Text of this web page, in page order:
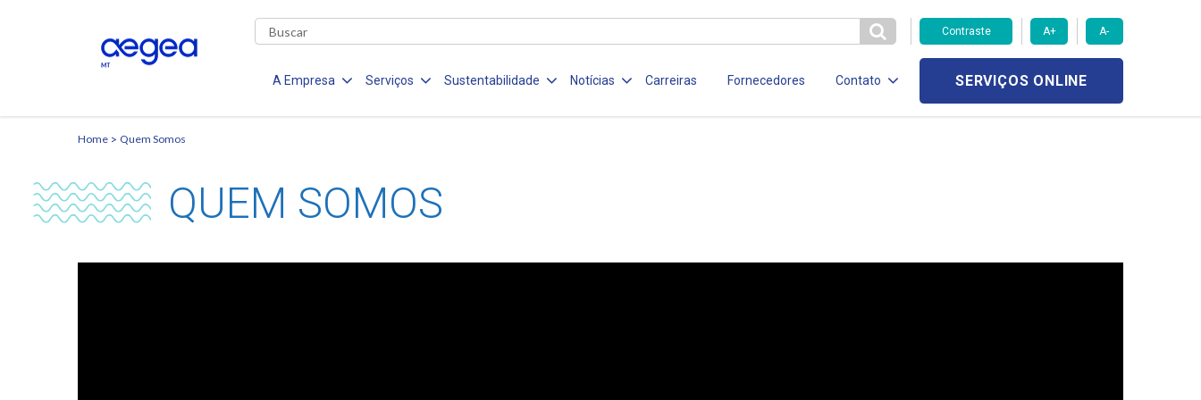
Contraste A+ A-
A Empresa Serviços Sustentabilidade Notícias Carreiras Fornecedores Contato SERVIÇOS ONLINE
Home Quem Somos
QUEM SOMOS